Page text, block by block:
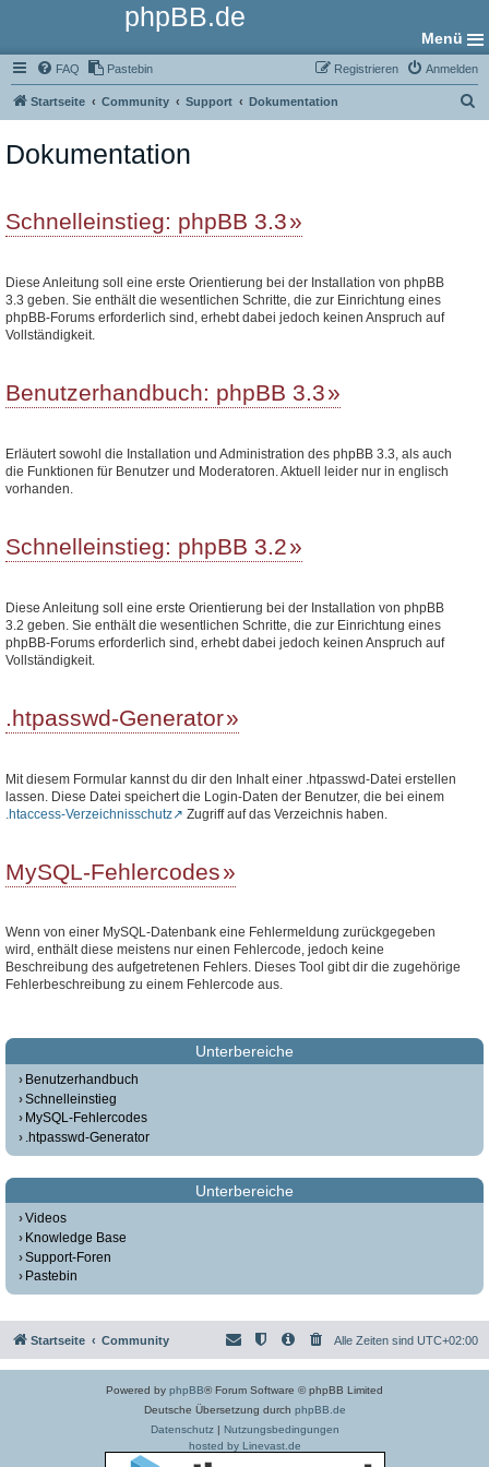
phpBB.de
Menü
FAQ Pastebin Anmelden
Registrieren
Startseite Community Support Dokumentation
Dokumentation
Schnelleinstieg: phpBB 3.3
Diese Anleitung soll eine erste Orientierung bei der Installation von phpBB
3.3 geben. Sie enthält die wesentlichen Schritte, die zur Einrichtung eines
phpBB-Forums erforderlich sind, erhebt dabei jedoch keinen Anspruch auf
Vollständigkeit.
Benutzerhandbuch: phpBB 3.3
Erläutert sowohl die Installation und Administration des phpBB 3.3, als auch
die Funktionen für Benutzer und Moderatoren. Aktuell leider nur in englisch
vorhanden.
Schnelleinstieg: phpBB 3.2
Diese Anleitung soll eine erste Orientierung bei der Installation von phpBB
3.2 geben. Sie enthält die wesentlichen Schritte, die zur Einrichtung eines
phpBB-Forums erforderlich sind, erhebt dabei jedoch keinen Anspruch auf
Vollständigkeit.
.htpasswd-Generator
Mit diesem Formular kannst du dir den Inhalt einer .htpasswd-Datei erstellen
lassen. Diese Datei speichert die Login-Daten der Benutzer, die bei einem
.htaccess-Verzeichnisschutz
Zugriff auf das Verzeichnis haben.
MySQL-Fehlercodes
Wenn von einer MySQL-Datenbank eine Fehlermeldung zurückgegeben
wird, enthält diese meistens nur einen Fehlercode, jedoch keine
Beschreibung des aufgetretenen Fehlers. Dieses Tool gibt dir die zugehörige
Fehlerbeschreibung zu einem Fehlercode aus.
Unterbereiche
Benutzerhandbuch
Schnelleinstieg
MySQL-Fehlercodes
.htpasswd-Generator
Unterbereiche
Videos
Knowledge Base
Support-Foren
Pastebin
Startseite Community Alle Zeiten sind UTC+02:00
Powered by phpBB® Forum Software © phpBB Limited
Deutsche Übersetzung durch phpBB.de
Datenschutz| Nutzungsbedingungen
hosted by Linevast.de